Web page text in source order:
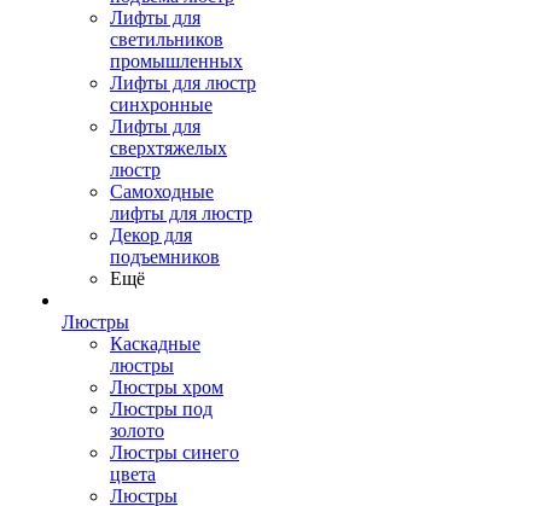
Лифты для
светильников
промышленных
Лифты для люстр
синхронные
Лифты для
сверхтяжелых
люстр
Самоходные
лифты для люстр
Декор для
подъемников
Ещё
Люстры
Каскадные
люстры
Люстры хром
Люстры под
золото
Люстры синего
цвета
Люстры